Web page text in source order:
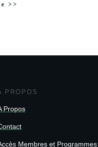
>>
PROPOS
Propos
Membres et Programmes